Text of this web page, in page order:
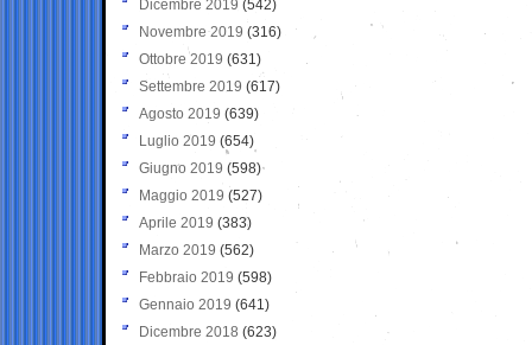
Dicembre 2019 (542)
Novembre 2019 (316)
Ottobre 2019 (631)
Settembre 2019 (617)
Agosto 2019 (639)
Luglio 2019 (654)
Giugno 2019 (598)
Maggio 2019 (527)
Aprile 2019 (383)
Marzo 2019 (562)
Febbraio 2019 (598)
Gennaio 2019 (641)
Dicembre 2018 (623)